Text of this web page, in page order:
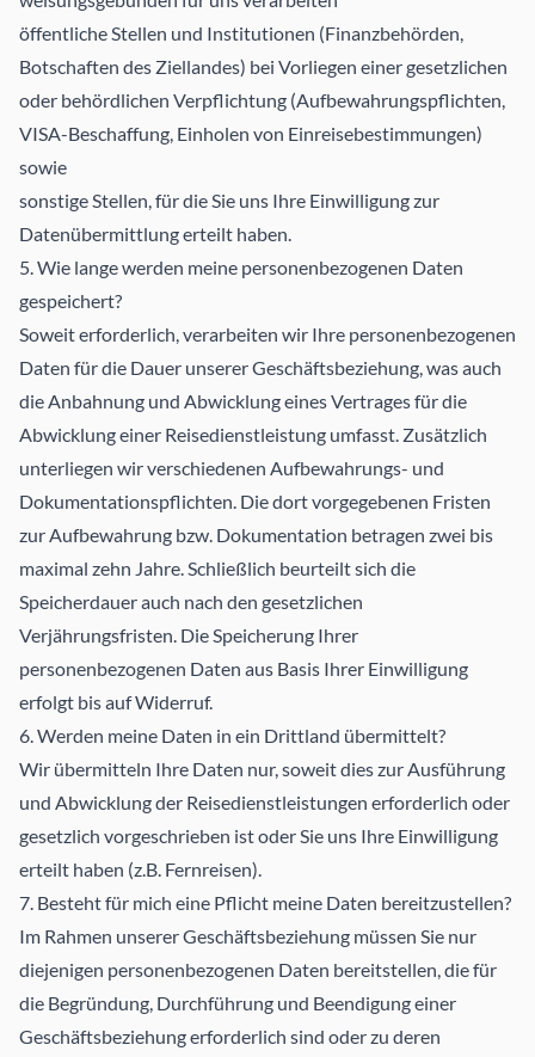
öffentliche Stellen und Institutionen (Finanzbehörden,
Botschaften des Ziellandes) bei Vorliegen einer gesetzlichen
oder behördlichen Verpflichtung (Aufbewahrungspflichten,
VISA-Beschaffung, Einholen von Einreisebestimmungen)
sowie
sonstige Stellen, für die Sie uns Ihre Einwilligung zur
Datenübermittlung erteilt haben.
5. Wie lange werden meine personenbezogenen Daten
gespeichert?
Soweit erforderlich, verarbeiten wir Ihre personenbezogenen
Daten für die Dauer unserer Geschäftsbeziehung, was auch
die Anbahnung und Abwicklung eines Vertrages für die
Abwicklung einer Reisedienstleistung umfasst. Zusätzlich
unterliegen wir verschiedenen Aufbewahrungs- und
Dokumentationspflichten. Die dort vorgegebenen Fristen
zur Aufbewahrung bzw. Dokumentation betragen zwei bis
maximal zehn Jahre. Schließlich beurteilt sich die
Speicherdauer auch nach den gesetzlichen
Verjährungsfristen. Die Speicherung Ihrer
personenbezogenen Daten aus Basis Ihrer Einwilligung
erfolgt bis auf Widerruf.
6. Werden meine Daten in ein Drittland übermittelt?
Wir übermitteln Ihre Daten nur, soweit dies zur Ausführung
und Abwicklung der Reisedienstleistungen erforderlich oder
gesetzlich vorgeschrieben ist oder Sie uns Ihre Einwilligung
erteilt haben (z.B. Fernreisen).
7. Besteht für mich eine Pflicht meine Daten bereitzustellen?
Im Rahmen unserer Geschäftsbeziehung müssen Sie nur
diejenigen personenbezogenen Daten bereitstellen, die für
die Begründung, Durchführung und Beendigung einer
Geschäftsbeziehung erforderlich sind oder zu deren